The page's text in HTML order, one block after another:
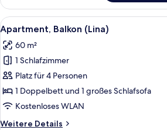
Balkon
(Giovanni)
Alle
Fotos
für
Apartment,
Balkon
(Lina)
anzeigen
8
Apartment, Balkon (Lina)
60 m²
1 Schlafzimmer
Platz für 4 Personen
1 Doppelbett und 1 großes Schlafsofa
Kostenloses WLAN
Weitere Details
Weitere